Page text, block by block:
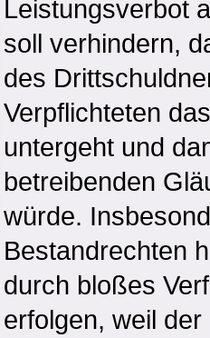
Leistungsverbot
soll verhindern,
des
Verpflichteten
untergeht und
betreibenden
würde.
Bestandrechten
durch bloßes
erfolgen, weil